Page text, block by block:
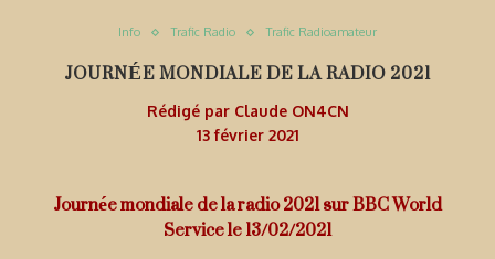
Info Trafic Radio Trafic Radioamateur
JOURNÉE MONDIALE DE LA RADIO 2021
Rédigé par Claude ON4CN
13 février 2021
Journée mondiale de la radio 2021 sur BBC World
Service le 13/02/2021